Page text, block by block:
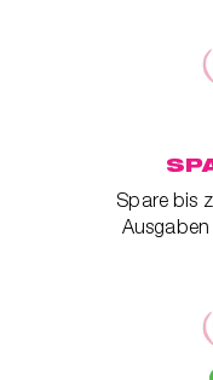
Spare bis